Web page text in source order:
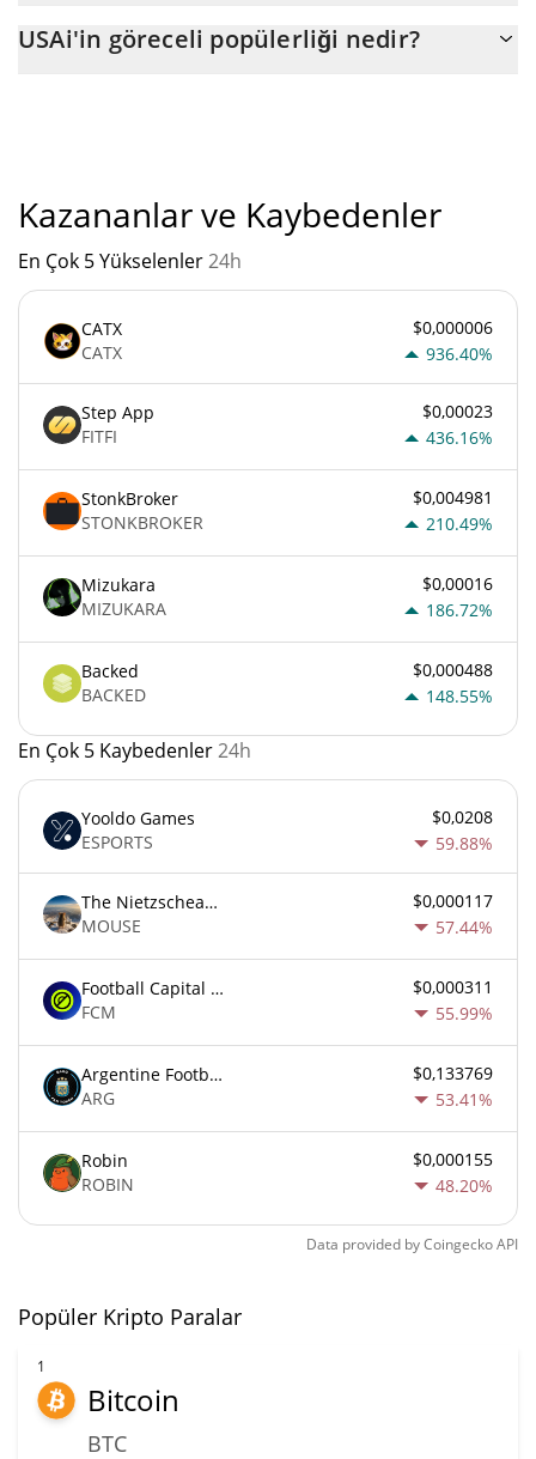
miktarıyla birlikte $ 999.998.880.
USAi'in göreceli popülerliği nedir?
Kazananlar ve Kaybedenler
En Çok 5 Yükselenler24h
CATX
CATX
$0,000006
936.40%
Step App
FITFI
$0,00023
436.16%
StonkBroker
STONKBROKER
$0,004981
210.49%
Mizukara
MIZUKARA
$0,00016
186.72%
Backed
BACKED
$0,000488
148.55%
En Çok 5 Kaybedenler24h
Yooldo Games
ESPORTS
$0,0208
59.88%
The Nietzschean Mouse
MOUSE
$0,000117
57.44%
Football Capital Markets
FCM
$0,000311
55.99%
Argentine Football Association Fan Token
ARG
$0,133769
53.41%
Robin
ROBIN
$0,000155
48.20%
Data provided byCoingeckoAPI
Popüler Kripto Paralar
1
Bitcoin
BTC